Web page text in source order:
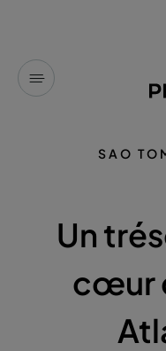
SAO
Un
cœur